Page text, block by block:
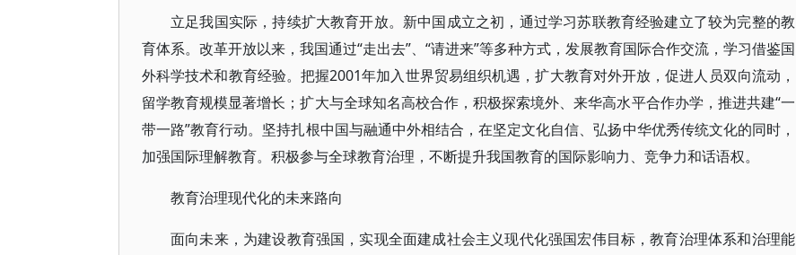
立足我国实际，持续扩大教育开放。新中国成立之初，通过学习苏联教育经验建立了较为完整的教
育体系。改革开放以来，我国通过“走出去”、“请进来”等多种方式，发展教育国际合作交流，学习借鉴国
外科学技术和教育经验。把握2001年加入世界贸易组织机遇，扩大教育对外开放，促进人员双向流动，
留学教育规模显著增长；扩大与全球知名高校合作，积极探索境外、来华高水平合作办学，推进共建“一
带一路”教育行动。坚持扎根中国与融通中外相结合，在坚定文化自信、弘扬中华优秀传统文化的同时，
加强国际理解教育。积极参与全球教育治理，不断提升我国教育的国际影响力、竞争力和话语权。
教育治理现代化的未来路向
面向未来，为建设教育强国，实现全面建成社会主义现代化强国宏伟目标，教育治理体系和治理能